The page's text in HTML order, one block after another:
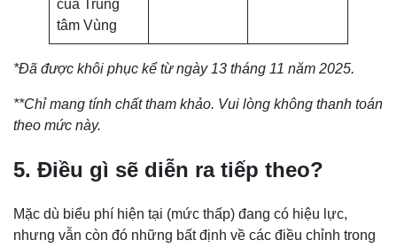
của Trung
tâm Vùng
*Đã được khôi phục kể từ ngày 13 tháng 11 năm 2025.
**Chỉ mang tính chất tham khảo. Vui lòng không thanh toán
theo mức này.
5. Điều gì sẽ diễn ra tiếp theo?
Mặc dù biểu phí hiện tại (mức thấp) đang có hiệu lực,
nhưng vẫn còn đó những bất định về các điều chỉnh trong